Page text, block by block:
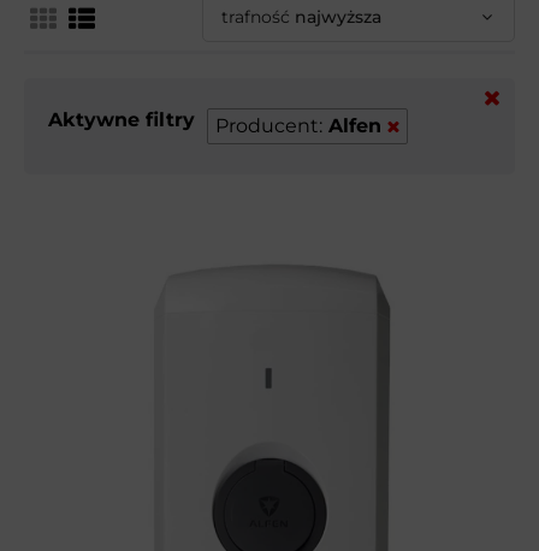
trafność najwyższa
Aktywne filtry Producent: Alfen